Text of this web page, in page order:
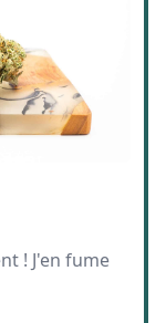
! J'en fume